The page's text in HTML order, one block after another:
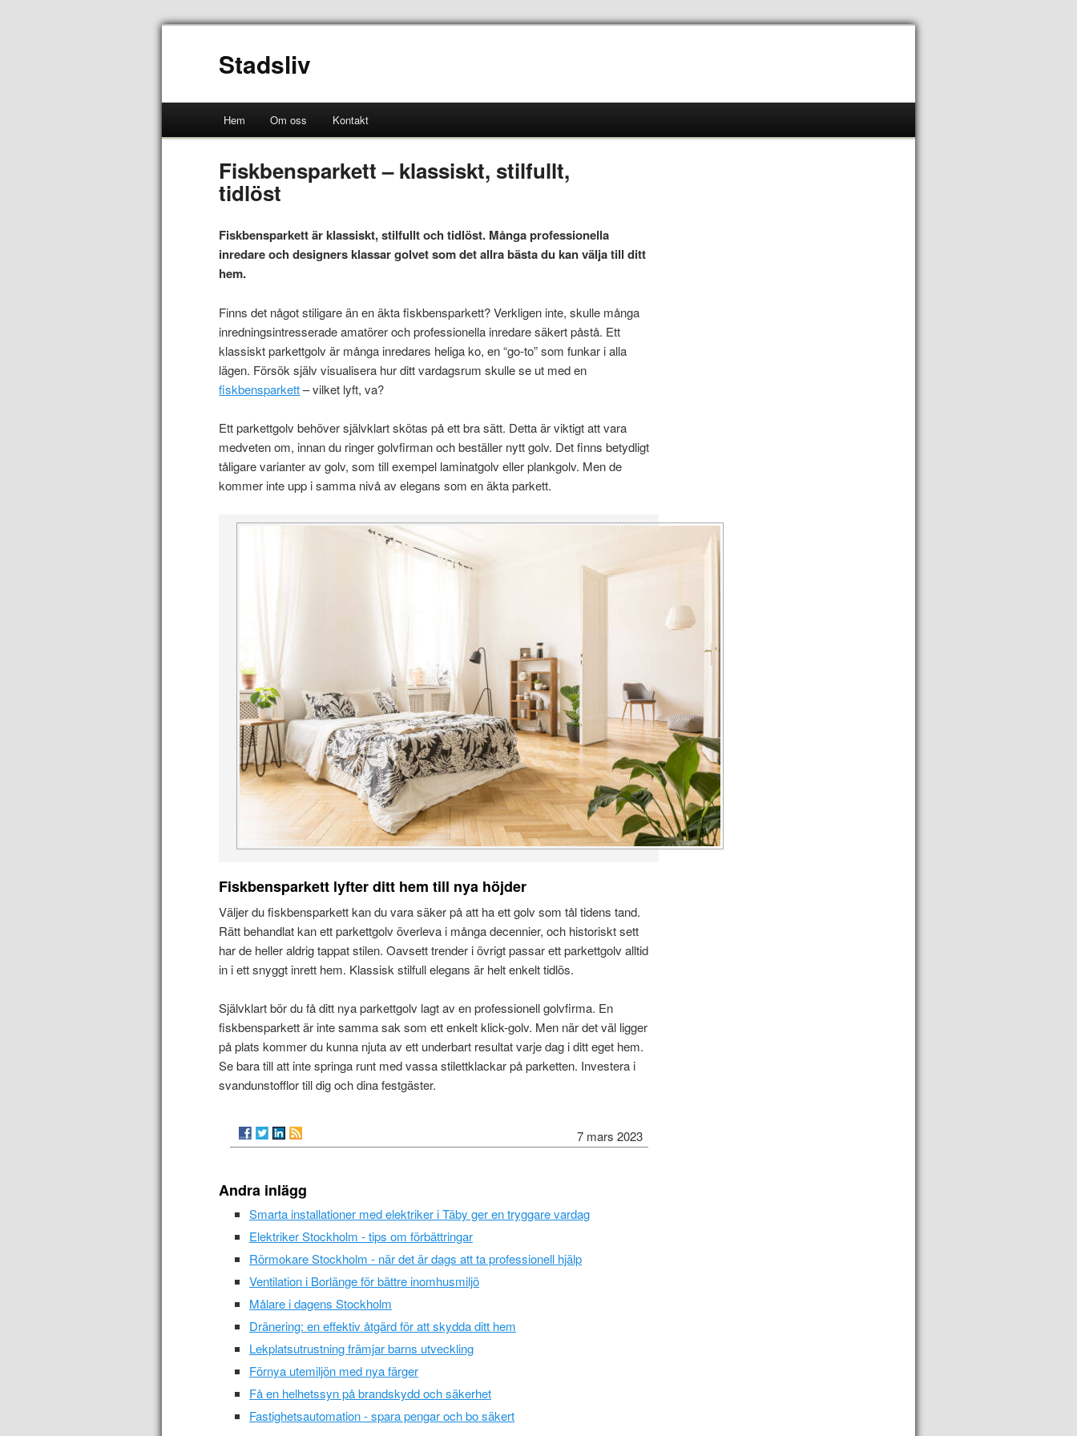
Stadsliv
Hem Om oss Kontakt
Fiskbensparkett – klassiskt, stilfullt,
tidlöst
Fiskbensparkett är klassiskt, stilfullt och tidlöst. Många professionella
inredare och designers klassar golvet som det allra bästa du kan välja till ditt
hem.
Finns det något stiligare än en äkta fiskbensparkett? Verkligen inte, skulle många
inredningsintresserade amatörer och professionella inredare säkert påstå. Ett
klassiskt parkettgolv är många inredares heliga ko, en “go-to” som funkar i alla
lägen. Försök själv visualisera hur ditt vardagsrum skulle se ut med en
fiskbensparkett– vilket lyft, va?
Ett parkettgolv behöver självklart skötas på ett bra sätt. Detta är viktigt att vara
medveten om, innan du ringer golvfirman och beställer nytt golv. Det finns betydligt
tåligare varianter av golv, som till exempel laminatgolv eller plankgolv. Men de
kommer inte upp i samma nivå av elegans som en äkta parkett.
Fiskbensparkett lyfter ditt hem till nya höjder
Väljer du fiskbensparkett kan du vara säker på att ha ett golv som tål tidens tand.
Rätt behandlat kan ett parkettgolv överleva i många decennier, och historiskt sett
har de heller aldrig tappat stilen. Oavsett trender i övrigt passar ett parkettgolv alltid
in i ett snyggt inrett hem. Klassisk stilfull elegans är helt enkelt tidlös.
Självklart bör du få ditt nya parkettgolv lagt av en professionell golvfirma. En
fiskbensparkett är inte samma sak som ett enkelt klick-golv. Men när det väl ligger
på plats kommer du kunna njuta av ett underbart resultat varje dag i ditt eget hem.
Se bara till att inte springa runt med vassa stilettklackar på parketten. Investera i
svandunstofflor till dig och dina festgäster.
7 mars 2023
Andra inlägg
Smarta installationer med elektriker i Täby ger en tryggare vardag
Elektriker Stockholm - tips om förbättringar
Rörmokare Stockholm - när det är dags att ta professionell hjälp
Ventilation i Borlänge för bättre inomhusmiljö
Målare i dagens Stockholm
Dränering: en effektiv åtgärd för att skydda ditt hem
Lekplatsutrustning främjar barns utveckling
Förnya utemiljön med nya färger
Få en helhetssyn på brandskydd och säkerhet
Fastighetsautomation - spara pengar och bo säkert